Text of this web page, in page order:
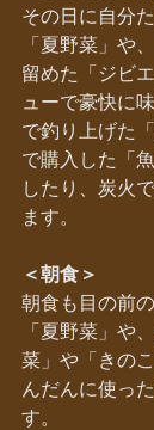
その日に自分
「夏野菜」や
留めた「ジビ
ューで豪快に
で釣り上げた
で購入した「
したり、炭火
ます。
＜朝食＞
朝食も目の前
「夏野菜」や
菜」や「きの
んだんに使っ
す。